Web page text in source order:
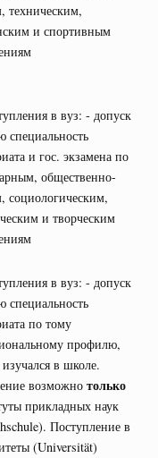
техническим,
и спортивным
в вуз: - допуск
специальность
и гос. экзамена по
общественно-
социологическим,
и творческим
в вуз: - допуск
специальность
по тому
профилю,
в школе.
возможно только
прикладных наук
Поступление в
(Universität)